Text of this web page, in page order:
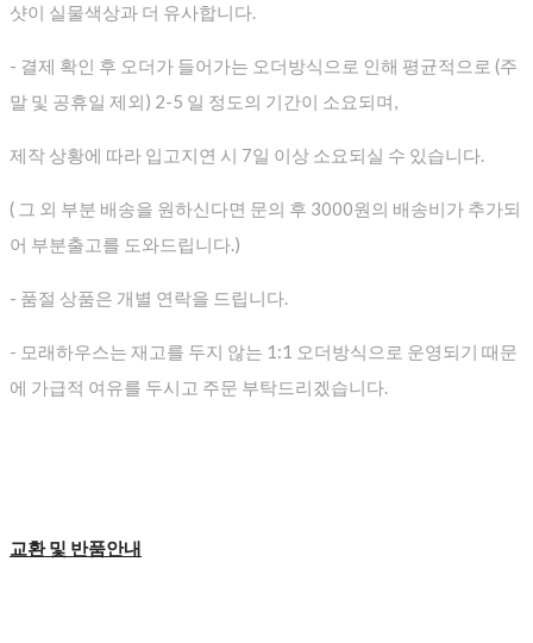
샷이 실물색상과 더 유사합니다.
- 결제 확인 후 오더가 들어가는 오더방식으로 인해 평균적으로 (주
말 및 공휴일 제외) 2-5 일 정도의 기간이 소요되며,
제작 상황에 따라 입고지연 시 7일 이상 소요되실 수 있습니다.
( 그 외 부분 배송을 원하신다면 문의 후 3000원의 배송비가 추가되
어 부분출고를 도와드립니다.)
- 품절 상품은 개별 연락을 드립니다.
- 모래하우스는 재고를 두지 않는 1:1 오더방식으로 운영되기 때문
에 가급적 여유를 두시고 주문 부탁드리겠습니다.
교환 및 반품안내